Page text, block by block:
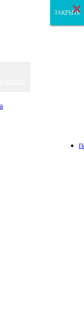
ЗАКРЫТЬ
ЗАКРЫТЬ
ЗАКРЫТЬ
×
×
×